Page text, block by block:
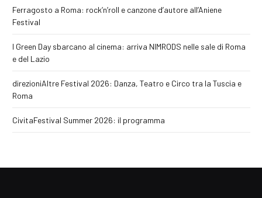
Ferragosto a Roma: rock’n’roll e canzone d’autore all’Aniene
Festival
I Green Day sbarcano al cinema: arriva NIMRODS nelle sale di Roma
e del Lazio
direzioniAltre Festival 2026: Danza, Teatro e Circo tra la Tuscia e
Roma
CivitaFestival Summer 2026: il programma